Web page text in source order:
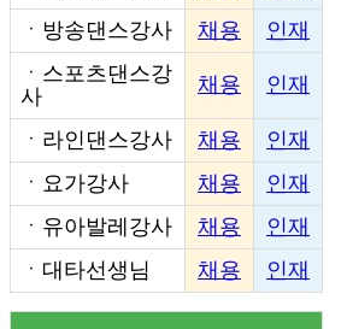
ㆍ 방송댄스강사 채용
인재
ㆍ 스포츠댄스강
사
채용 인재
ㆍ 라인댄스강사 채용
인재
ㆍ 요가강사 채용
인재
ㆍ 유아발레강사 채용
인재
ㆍ 대타선생님 채용 인재